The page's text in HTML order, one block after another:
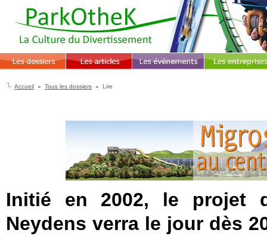
Accueil Tous les dossiers Lire
Initié en 2002, le projet
Neydens verra le jour dès